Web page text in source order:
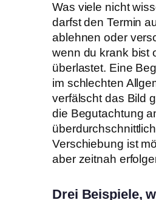
Was viele nicht
darfst den Termin
ablehnen oder
wenn du krank bist
überlastet. Eine
im schlechten
verfälscht das Bild
die Begutachtung
Verschiebung ist
aber zeitnah
Drei Beispiele,